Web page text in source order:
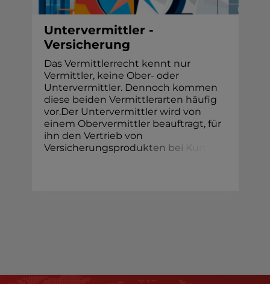
Untervermittler -
Versicherung
Das Vermittlerrecht kennt nur
Vermittler, keine Ober- oder
Untervermittler. Dennoch kommen
diese beiden Vermittlerarten häufig
vor.Der Untervermittler wird von
einem Obervermittler beauftragt, für
ihn den Vertrieb von
Versicherungsprodukten bei K